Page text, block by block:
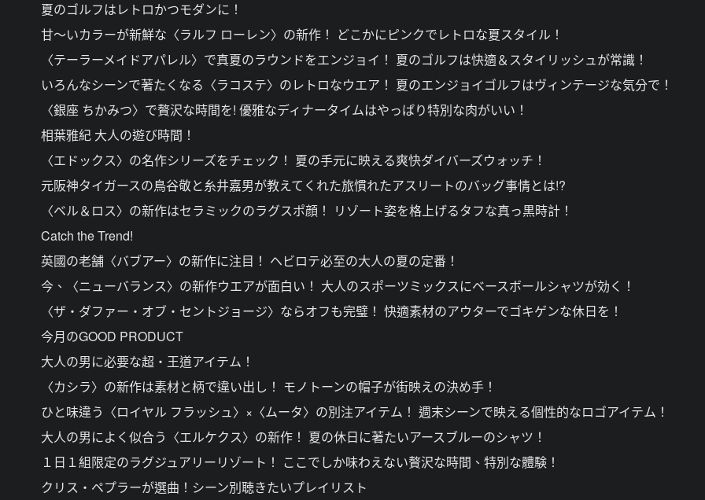
夏のゴルフはレトロかつモダンに！
甘～いカラーが新鮮な〈ラルフ ローレン〉の新作！ どこかにピンクでレトロな夏スタイル！
〈テーラーメイドアパレル〉で真夏のラウンドをエンジョイ！ 夏のゴルフは快適＆スタイリッシュが常識！
いろんなシーンで著たくなる〈ラコステ〉のレトロなウエア！ 夏のエンジョイゴルフはヴィンテージな気分で！
〈銀座 ちかみつ〉で贅沢な時間を! 優雅なディナータイムはやっぱり特別な肉がいい！
相葉雅紀 大人の遊び時間！
〈エドックス〉の名作シリーズをチェック！ 夏の手元に映える爽快ダイバーズウォッチ！
元阪神タイガースの鳥谷敬と糸井嘉男が教えてくれた旅慣れたアスリートのバッグ事情とは!?
〈ベル＆ロス〉の新作はセラミックのラグスポ顔！ リゾート姿を格上げるタフな真っ黒時計！
Catch the Trend!
英國の老舗〈バブアー〉の新作に注目！ ヘビロテ必至の大人の夏の定番！
今、〈ニューバランス〉の新作ウエアが面白い！ 大人のスポーツミックスにベースボールシャツが効く！
〈ザ・ダファー・オブ・セントジョージ〉ならオフも完璧！ 快適素材のアウターでゴキゲンな休日を！
今月のGOOD PRODUCT
大人の男に必要な超・王道アイテム！
〈カシラ〉の新作は素材と柄で違い出し！ モノトーンの帽子が街映えの決め手！
ひと味違う〈ロイヤル フラッシュ〉×〈ムータ〉の別注アイテム！ 週末シーンで映える個性的なロゴアイテム！
大人の男によく似合う〈エルケクス〉の新作！ 夏の休日に著たいアースブルーのシャツ！
１日１組限定のラグジュアリーリゾート！ ここでしか味わえない贅沢な時間、特別な體験！
クリス・ペプラーが選曲！シーン別聴きたいプレイリスト